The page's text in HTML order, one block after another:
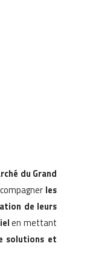
du Grand
les
de leurs
en mettant
solutions et